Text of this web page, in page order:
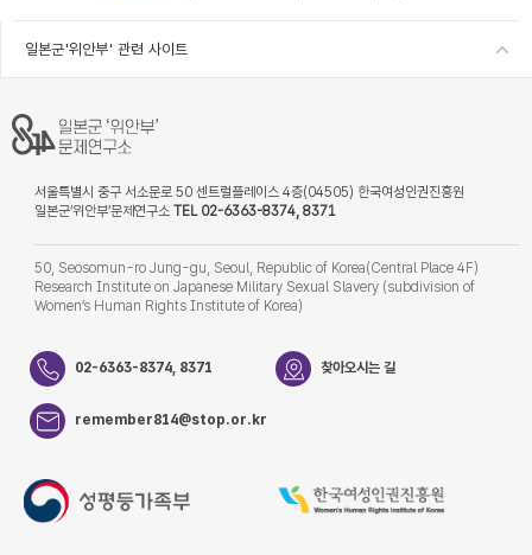
일본군'위안부' 관련 사이트
서울특별시 중구 서소문로 50 센트럴플레이스 4층(04505) 한국여성인권진흥원
일본군‘위안부’문제연구소 TEL 02-6363-8374, 8371
50, Seosomun-ro Jung-gu, Seoul, Republic of Korea(Central Place 4F)
Research Institute on Japanese Military Sexual Slavery (subdivision of
Women’s Human Rights Institute of Korea)
02-6363-8374, 8371 찾아오시는 길
remember814@stop.or.kr